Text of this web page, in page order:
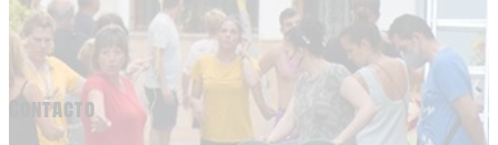
Contacto